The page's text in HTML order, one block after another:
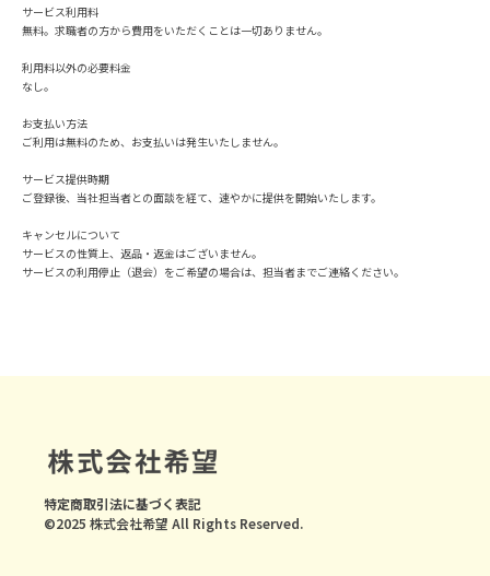
サービス利用料
無料。求職者の方から費用をいただくことは一切ありません。
利用料以外の必要料金
なし。
お支払い方法
ご利用は無料のため、お支払いは発生いたしません。
サービス提供時期
ご登録後、当社担当者との面談を経て、速やかに提供を開始いたします。
キャンセルについて
サービスの性質上、返品・返金はございません。
サービスの利用停止（退会）をご希望の場合は、担当者までご連絡ください。
特定商取引法に基づく表記
©2025 株式会社希望 All Rights Reserved.